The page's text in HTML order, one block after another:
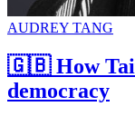
AUDREY TANG
🇬🇧 How
democracy